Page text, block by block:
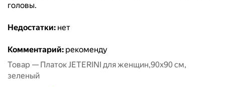
головы.
Недостатки: нет
Комментарий: рекоменду
Товар — Платок JETERINI для женщин,90х90 см,
зеленый